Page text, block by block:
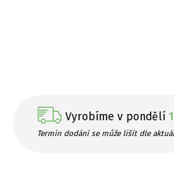
Vyrobíme v pondělí
Termín dodání se může lišit dle